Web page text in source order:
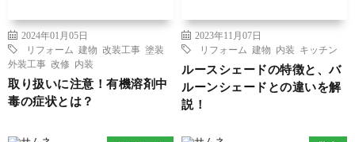
2024年01月05日
リフォーム
建物 改装工事 塗装
外装工事 改修 内装
取り扱いに注意！有機溶剤中
毒の症状とは？
2023年11月07日
リフォーム
建物 内装 キッチン
ルースシェードの特徴と、バ
ルーンシェードとの違いを解
説！